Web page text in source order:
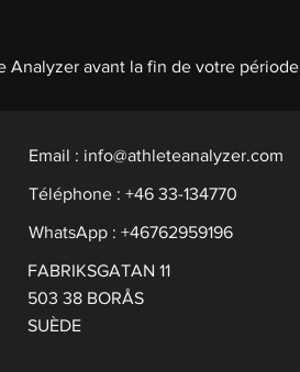
Analyzer avant la fin de votre période
Email : info@athleteanalyzer.com
Téléphone : +46 33-134770​
WhatsApp : +46762959196
FABRIKSGATAN 11
503 38 BORÅS
SUÈDE